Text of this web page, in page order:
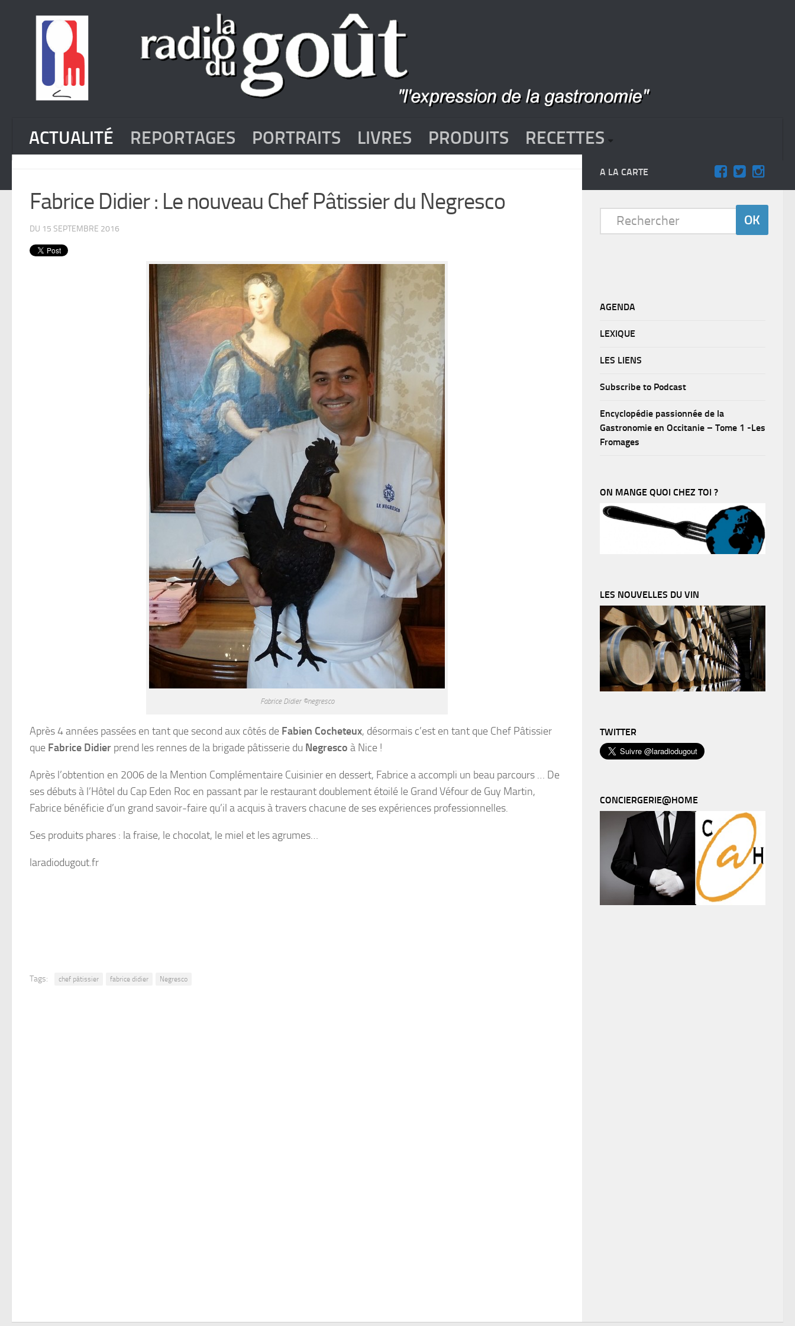
ACTUALITÉ REPORTAGES PORTRAITS LIVRES PRODUITS RECETTES
Fabrice Didier : Le nouveau Chef Pâtissier du Negresco
DU 15 SEPTEMBRE 2016
Fabrice Didier ©negresco
Après 4 années passées en tant que second aux côtés de Fabien Cocheteux, désormais c’est en tant que Chef Pâtissier
que Fabrice Didier prend les rennes de la brigade pâtisserie du Negresco à Nice !
Après l’obtention en 2006 de la Mention Complémentaire Cuisinier en dessert, Fabrice a accompli un beau parcours … De
ses débuts à l’Hôtel du Cap Eden Roc en passant par le restaurant doublement étoilé le Grand Véfour de Guy Martin,
Fabrice bénéficie d’un grand savoir-faire qu’il a acquis à travers chacune de ses expériences professionnelles.
Ses produits phares : la fraise, le chocolat, le miel et les agrumes…
laradiodugout.fr
Tags: chef pâtissier fabrice didier Negresco
A LA CARTE
AGENDA
LEXIQUE
LES LIENS
Subscribe to Podcast
Encyclopédie passionnée de la
Gastronomie en Occitanie – Tome 1 -Les
Fromages
ON MANGE QUOI CHEZ TOI ?
LES NOUVELLES DU VIN
TWITTER
CONCIERGERIE@HOME